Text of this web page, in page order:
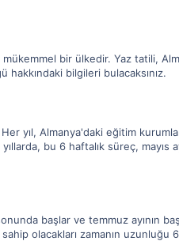
bir ülkedir. Yaz tatili,
bilgileri bulacaksınız.
yıl, Almanya'daki eğitim
bu 6 haftalık süreç, mayıs
başlar ve temmuz ayının
olacakları zamanın uzunluğu